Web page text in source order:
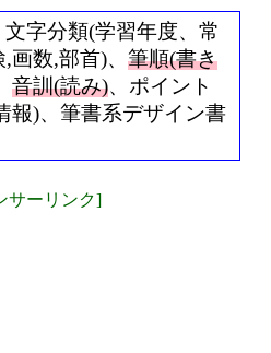
字分類(学習年度、常
画数,部首)、 筆順(書き
音訓(読み)、ポイント
報)、筆書系デザイン書
サーリンク]